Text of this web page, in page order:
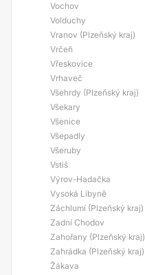
Vochov
Volduchy
Vranov (Plzeňský kraj)
Vrčeň
Vřeskovice
Vrhaveč
Všehrdy (Plzeňský kraj)
Všekary
Všenice
Všepadly
Všeruby
Vstiš
Výrov-Hadačka
Vysoká Libyně
Záchlumí (Plzeňský kraj)
Zadní Chodov
Zahořany (Plzeňský kraj)
Zahrádka (Plzeňský kraj)
Žákava